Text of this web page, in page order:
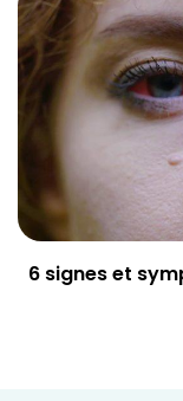
6 signes et